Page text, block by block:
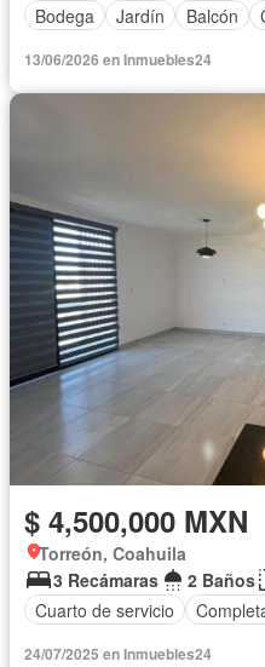
Bodega
Jardín Balcón
13/06/2026 en Inmuebles24
$ 4,500,000 MXN
Torreón, Coahuila
3 Recámaras
2 Baños
Cuarto de servicio
24/07/2025 en Inmuebles24